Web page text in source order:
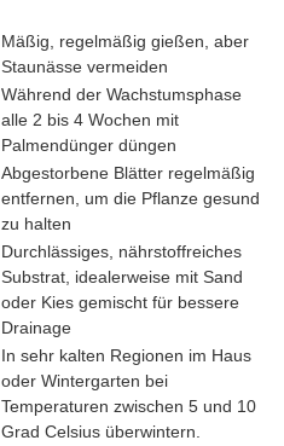
Mäßig, regelmäßig gießen, aber
Staunässe vermeiden
Während der Wachstumsphase
alle 2 bis 4 Wochen mit
Palmendünger düngen
Abgestorbene Blätter regelmäßig
entfernen, um die Pflanze gesund
zu halten
Durchlässiges, nährstoffreiches
Substrat, idealerweise mit Sand
oder Kies gemischt für bessere
Drainage
In sehr kalten Regionen im Haus
oder Wintergarten bei
Temperaturen zwischen 5 und 10
Grad Celsius überwintern.